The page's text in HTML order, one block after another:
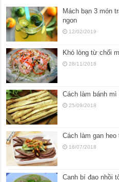
Mách bạn 3 món
ngon
12/02/2019
Khó lòng từ chối
28/11/2018
Cách làm bánh mì
25/09/2018
Cách làm gan
16/07/2018
Canh bí đao nhồi